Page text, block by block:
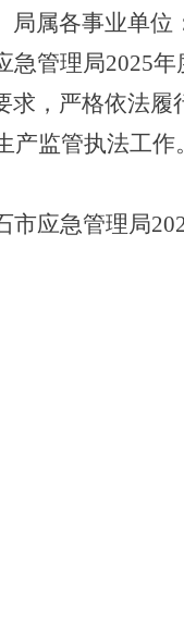
局属各事业单位
急管理局2025
求，严格依法
产监管执法工作。
市应急管理局